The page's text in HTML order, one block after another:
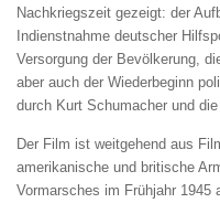
Nachkriegszeit gezeigt: der
Indienstnahme deutscher
Versorgung der Bevölkerung,
aber auch der Wiederbeginn
durch Kurt Schumacher und
Der Film ist weitgehend aus
amerikanische und britische
Vormarsches im Frühjahr 1945